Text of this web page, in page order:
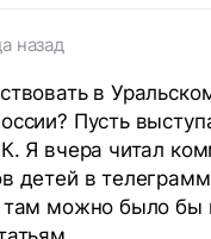
назад
в
Пусть
Я вчера читал
детей в
там можно было бы